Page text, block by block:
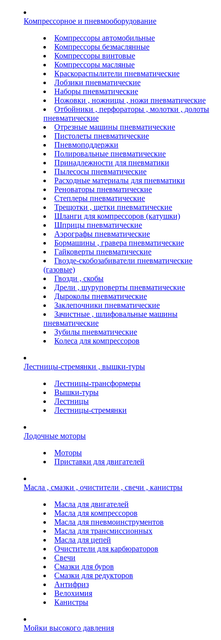
Компрессорное и пневмооборудование
Компрессоры автомобильные
Компрессоры безмаслянные
Компрессоры винтовые
Компрессоры масляные
Краскораспылители пневматические
Лобзики пневматические
Наборы пневматические
Ножовки , ножницы , ножи пневматические
Отбойники , перфораторы , молотки , долоты
пневматические
Отрезные машины пневматические
Пистолеты пневматические
Пневмоподдержки
Полировальные пневматические
Принадлежности для пневматики
Пылесосы пневматические
Расходные материалы для пневматики
Реноваторы пневматические
Степлеры пневматические
Трещотки , щетки пневматические
Шланги для компрессоров (катушки)
Шприцы пневматические
Аэрографы пневматические
Бормашины , гравера пневматические
Гайковерты пневматические
Гвозде-скобозабиватели пневматические
(газовые)
Гвозди , скобы
Дрели , шуруповерты пневматические
Дыроколы пневматические
Заклепочники пневматические
Зачистные , шлифовальные машины
пневматические
Зубилы пневматические
Колеса для компрессоров
Лестницы-стремянки , вышки-туры
Лестницы-трансформеры
Вышки-туры
Лестницы
Лестницы-стремянки
Лодочные моторы
Моторы
Приставки для двигателей
Масла , смазки , очистители , свечи , канистры
Масла для двигателей
Масла для компрессоров
Масла для пневмоинструментов
Масла для трансмиссионных
Масла для цепей
Очистители для карбюраторов
Свечи
Смазки для буров
Смазки для редукторов
Антифриз
Велохимия
Канистры
Мойки высокого давления